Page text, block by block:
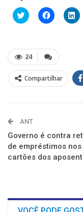
Clique
para
em
nova
janela)
Clique
para
em
nova
janela)
24
Compartilhar
ANT
Governo é contra
de empréstimos nos
cartões dos